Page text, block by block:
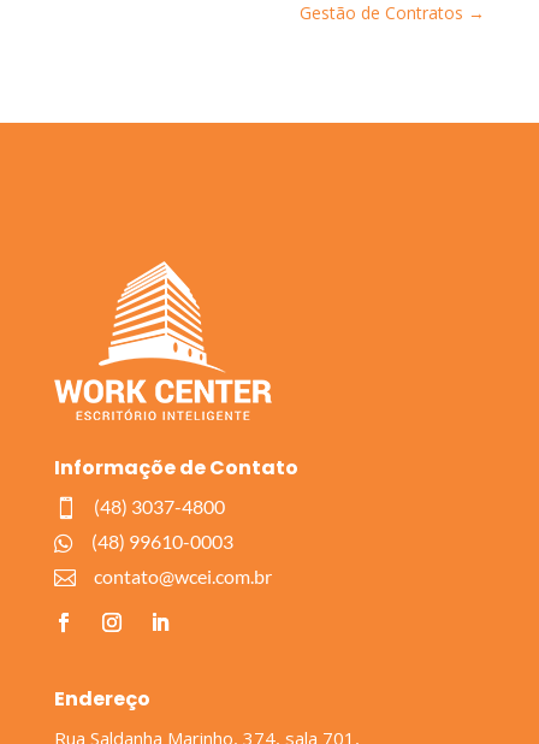
Gestão de Contratos →
Informaçõe de Contato
 (48) 3037-4800
 (48) 99610-0003
 contato@wcei.com.br
Endereço
Rua Saldanha Marinho, 374, sala 701,